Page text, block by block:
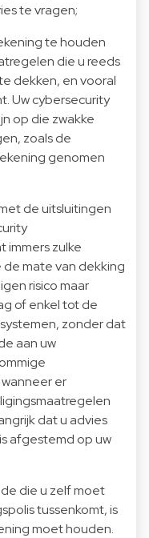
te vragen;
te houden
die u reeds
dekken, en vooral
Uw cybersecurity
op die zwakke
zoals de
genomen
de uitsluitingen
immers zulke
mate van dekking
risico maar
of enkel tot de
zonder dat
aan uw
er
dat u advies
afgestemd op uw
die u zelf moet
tussenkomt, is
moet houden.